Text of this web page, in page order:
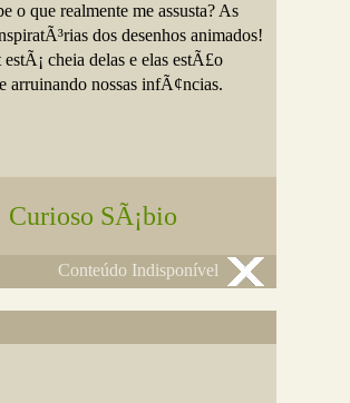
o que realmente me assusta? As
dos desenhos animados!
cheia delas e elas estÃ£o
arruinando nossas infÃ¢ncias.
Curioso SÃ¡bio
Conteúdo Indisponível